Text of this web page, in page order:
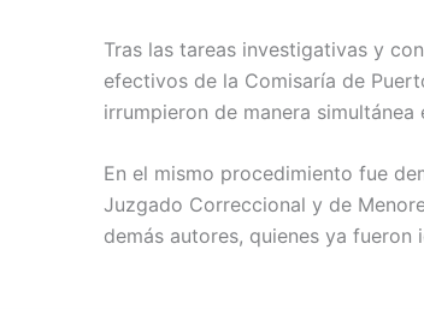
Tras las tareas investigativas y
efectivos de la Comisaría de
irrumpieron de manera
En el mismo procedimiento fue
Juzgado Correccional y de
demás autores, quienes ya fueron